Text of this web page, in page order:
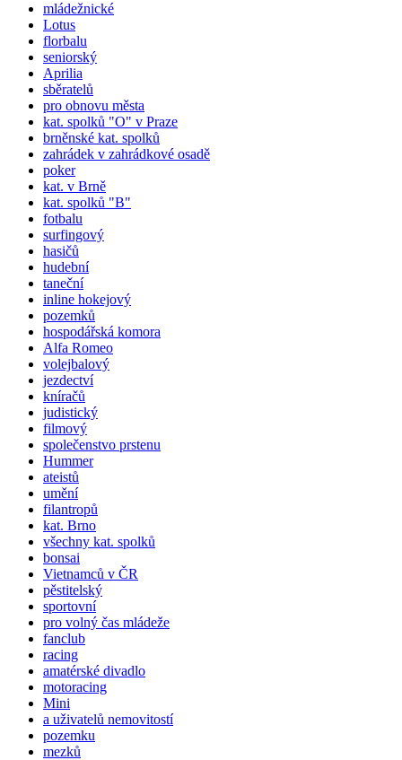
mládežnické
Lotus
florbalu
seniorský
Aprilia
sběratelů
pro obnovu města
kat. spolků "O" v Praze
brněnské kat. spolků
zahrádek v zahrádkové osadě
poker
kat. v Brně
kat. spolků "B"
fotbalu
surfingový
hasičů
hudební
taneční
inline hokejový
pozemků
hospodářská komora
Alfa Romeo
volejbalový
jezdectví
kníračů
judistický
filmový
společenstvo prstenu
Hummer
ateistů
umění
filantropů
kat. Brno
všechny kat. spolků
bonsai
Vietnamců v ČR
pěstitelský
sportovní
pro volný čas mládeže
fanclub
racing
amatérské divadlo
motoracing
Mini
a uživatelů nemovitostí
pozemku
mezků